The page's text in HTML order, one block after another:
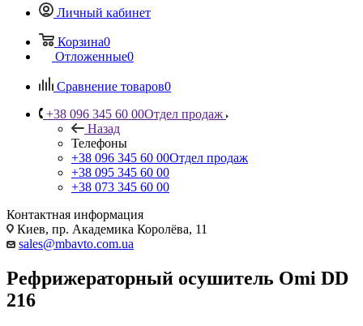
Личный кабинет
Корзина0
Отложенные0
Сравнение товаров0
+38 096 345 60 00Отдел продаж
Назад
Телефоны
+38 096 345 60 00Отдел продаж
+38 095 345 60 00
+38 073 345 60 00
Контактная информация
Киев, пр. Академика Королёва, 11
sales@mbavto.com.ua
Рефрижераторный осушитель Omi DD
216